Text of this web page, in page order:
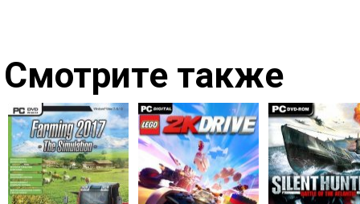
Смотрите также